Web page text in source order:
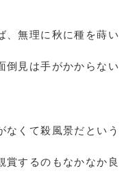
無理に秋に種を蒔い
見は手がかからない
くて殺風景だという
するのもなかなか良